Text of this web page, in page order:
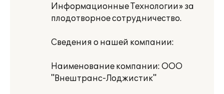
Информационные Технологии» за
плодотворное сотрудничество.
Сведения о нашей компании:
Наименование компании: ООО
"Внештранс-Лоджистик"